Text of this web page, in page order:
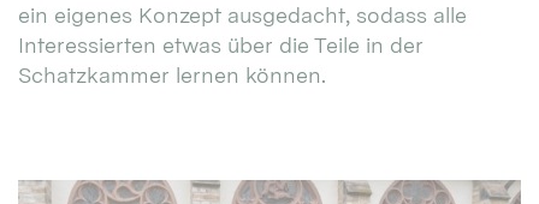
ein eigenes Konzept ausgedacht, sodass alle
Interessierten etwas über die Teile in der
Schatzkammer lernen können.